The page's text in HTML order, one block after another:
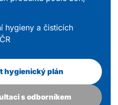
hygieny a čisticích
hygienický plán
s odborníkem